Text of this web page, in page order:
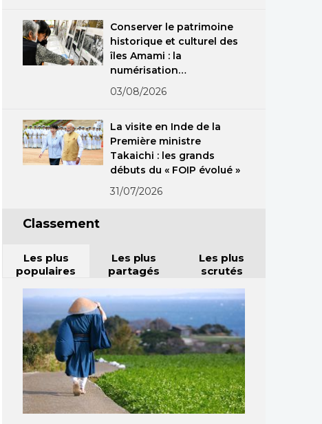
Conserver le patrimoine
historique et culturel des
îles Amami : la
numérisation
exceptionnelle
d’anciennes
03/08/2026
La visite en Inde de la
Première ministre
Takaichi : les grands
débuts du « FOIP évolué »
31/07/2026
Classement
Les plus
populaires
Les plus
partagés
Les plus
scrutés